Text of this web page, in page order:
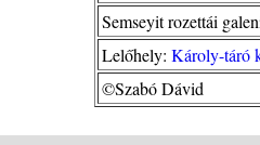
Semseyit rozettái
Lelőhely: Károly-táró
©Szabó Dávid